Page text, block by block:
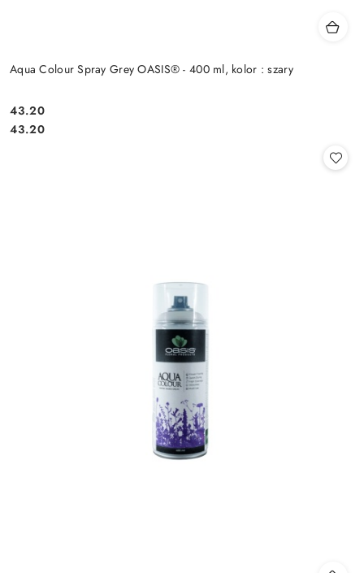
Aqua Colour Spray Grey OASIS® - 400 ml, kolor : szary
Cena:
43.20
Cena:
43.20